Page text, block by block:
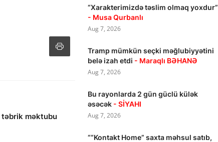
təbrik məktubu
“Xarakterimizdə təslim olmaq yoxdur”
- Musa Qurbanlı
Aug 7, 2026
Tramp mümkün seçki məğlubiyyətini
belə izah etdi - Maraqlı BƏHANƏ
Aug 7, 2026
Bu rayonlarda 2 gün güclü külək
əsəcək - SİYAHI
Aug 7, 2026
““Kontakt Home” saxta məhsul satıb,